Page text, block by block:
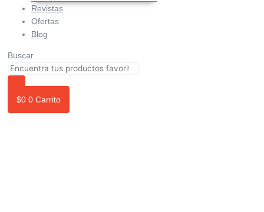
Revistas
Ofertas
Blog
Buscar
$0 0 Carrito